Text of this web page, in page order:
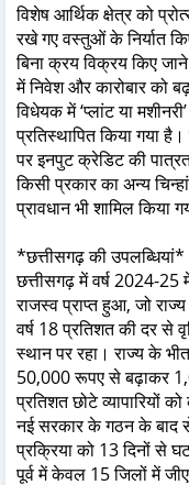
विशेष आर्थिक क्षेत्र को
रखे गए वस्तुओं के निर्यात
बिना क्रय विक्रय किए
में निवेश और कारोबार को
विधेयक में ‘प्लांट या
प्रतिस्थापित किया गया है।
पर इनपुट क्रेडिट की
किसी प्रकार का अन्य
प्रावधान भी शामिल किया
*छत्तीसगढ़ की उपलब्धियां*
छत्तीसगढ़ में वर्ष 2024-
राजस्व प्राप्त हुआ, जो
वर्ष 18 प्रतिशत की दर से
स्थान पर रहा। राज्य के
50,000 रूपए से बढ़ाकर
प्रतिशत छोटे व्यापारियों
नई सरकार के गठन के बाद
प्रक्रिया को 13 दिनों से
पूर्व में केवल 15 जिलों में